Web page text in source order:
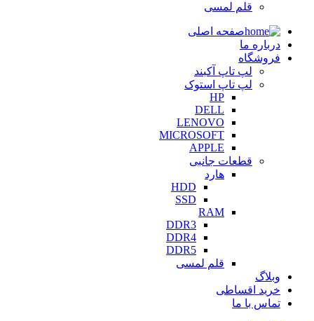
قلم لمسی
صفحه اصلی
درباره ما
فروشگاه
لپ تاپ آکبند
لپ تاپ استوک
HP
DELL
LENOVO
MICROSOFT
APPLE
قطعات جانبی
هارد
HDD
SSD
RAM
DDR3
DDR4
DDR5
قلم لمسی
وبلاگ
خرید اقساطی
تماس با ما